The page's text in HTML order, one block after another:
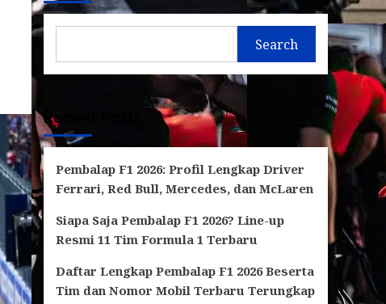
Search
Recent Posts
Pembalap F1 2026: Profil Lengkap Driver
Ferrari, Red Bull, Mercedes, dan McLaren
Siapa Saja Pembalap F1 2026? Line-up
Resmi 11 Tim Formula 1 Terbaru
Daftar Lengkap Pembalap F1 2026 Beserta
Tim dan Nomor Mobil Terbaru Terungkap